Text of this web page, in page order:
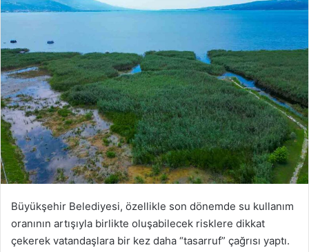
Büyükşehir Belediyesi, özellikle son dönemde su kullanım
oranının artışıyla birlikte oluşabilecek risklere dikkat
çekerek vatandaşlara bir kez daha “tasarruf” çağrısı yaptı.